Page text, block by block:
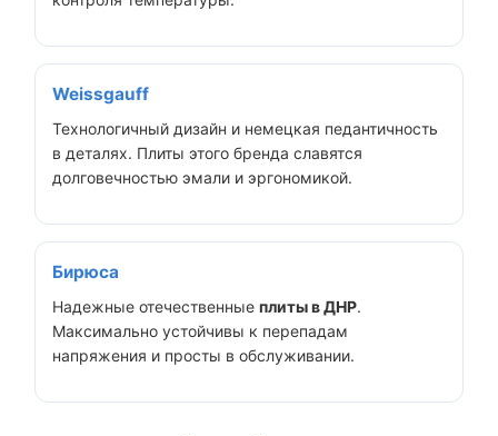
Weissgauff
Технологичный дизайн и немецкая педантичность
в деталях. Плиты этого бренда славятся
долговечностью эмали и эргономикой.
Бирюса
Надежные отечественные плиты в ДНР.
Максимально устойчивы к перепадам
напряжения и просты в обслуживании.